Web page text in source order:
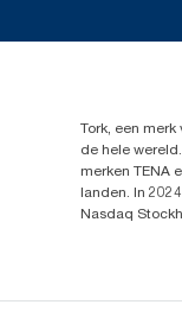
Tork, een
de hele
merken TENA
landen. In
Nasdaq